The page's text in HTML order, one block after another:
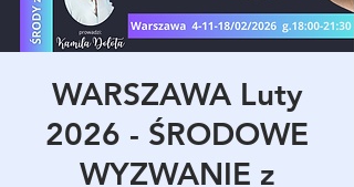
WARSZAWA Luty
2026 - ŚRODOWE
WYZWANIE z